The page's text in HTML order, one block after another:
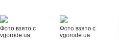
Фото взято с
vgorode.ua
Фото взято с
vgorode.ua